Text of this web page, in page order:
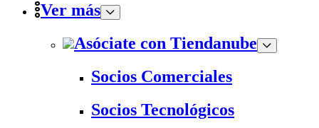
Ver más
Asóciate con Tiendanube
Socios Comerciales
Socios Tecnológicos